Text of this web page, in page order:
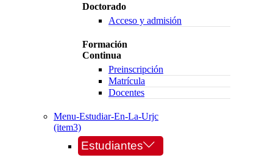
Doctorado
Acceso y admisión
Formación
Continua
Preinscripción
Matrícula
Docentes
Menu-Estudiar-En-La-Urjc
(item3)
Estudiantes